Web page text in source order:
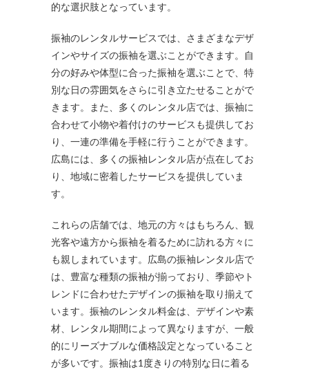
的な選択肢となっています。
振袖のレンタルサービスでは、さまざまなデザ
インやサイズの振袖を選ぶことができます。自
分の好みや体型に合った振袖を選ぶことで、特
別な日の雰囲気をさらに引き立たせることがで
きます。また、多くのレンタル店では、振袖に
合わせて小物や着付けのサービスも提供してお
り、一連の準備を手軽に行うことができます。
広島には、多くの振袖レンタル店が点在してお
り、地域に密着したサービスを提供していま
す。
これらの店舗では、地元の方々はもちろん、観
光客や遠方から振袖を着るために訪れる方々に
も親しまれています。広島の振袖レンタル店で
は、豊富な種類の振袖が揃っており、季節やト
レンドに合わせたデザインの振袖を取り揃えて
います。振袖のレンタル料金は、デザインや素
材、レンタル期間によって異なりますが、一般
的にリーズナブルな価格設定となっていること
が多いです。振袖は1度きりの特別な日に着る